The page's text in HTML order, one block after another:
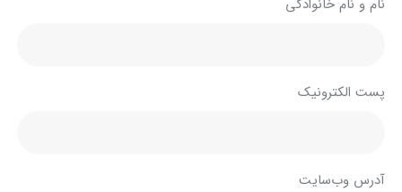
نام و نام خانوادگی
پست الکترونیک
آدرس وب‌سایت